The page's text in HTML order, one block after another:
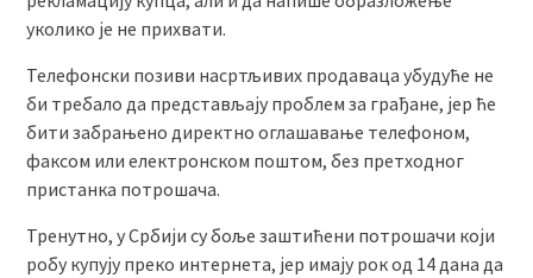
уколико је не прихвати.
Телефонски позиви насртљивих продаваца убудуће не
би требало да представљају проблем за грађане, јер ће
бити забрањено директно оглашавање телефоном,
факсом или електронском поштом, без претходног
пристанка потрошача.
Тренутно, у Србији су боље заштићени потрошачи који
робу купују преко интернета, јер имају рок од 14 дана да